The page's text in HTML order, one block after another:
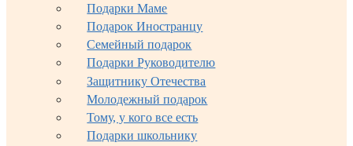
Подарки Маме
Подарок Иностранцу
Семейный подарок
Подарки Руководителю
Защитнику Отечества
Молодежный подарок
Тому, у кого все есть
Подарки школьнику